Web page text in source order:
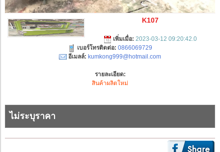
K107
เพิ่มเมื่อ: 2023-03-12 09:20:42.0
เบอร์โทรติดต่อ: 0866069729
อีเมลล์: kumkong999@hotmail.com
รายละเอียด:
สินค้าผลิตใหม่
ไม่ระบุราคา